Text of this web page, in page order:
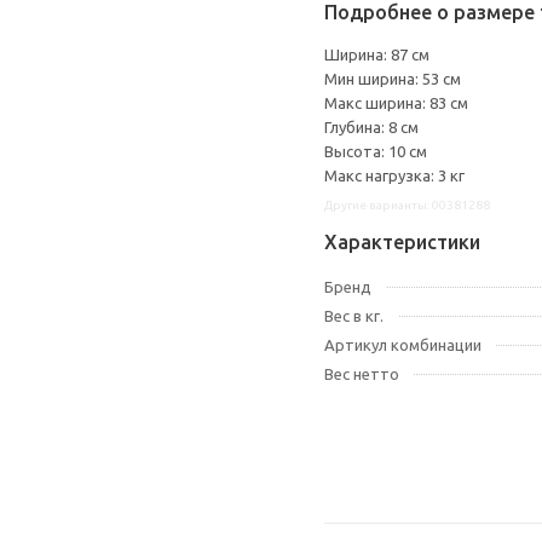
Подробнее о размере
Ширина: 87 см
Мин ширина: 53 см
Макс ширина: 83 см
Глубина: 8 см
Высота: 10 см
Макс нагрузка: 3 кг
Характеристики
Бренд
Вес в кг.
Артикул комбинации
Вес нетто